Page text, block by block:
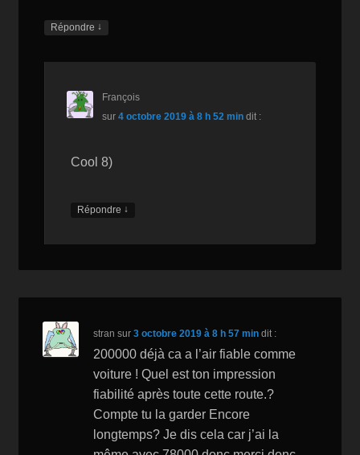
Répondre ↓
François
sur 4 octobre 2019 à 8 h 52 min dit :
Cool 8)
Répondre ↓
stran sur3 octobre 2019 à 8 h 57 min dit :
200000 déjà ca a l’air fiable comme
voiture ! Quel est ton impression
fiabilité après toute cette route.?
Compte tu la garder Encore
longtemps? Je dis cela car j’ai la